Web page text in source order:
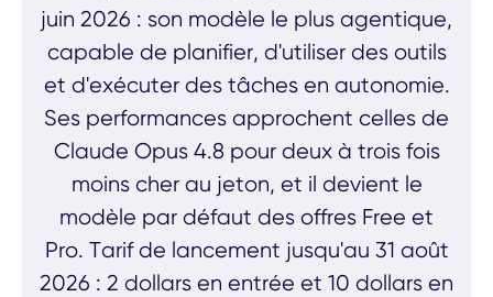
juin 2026 : son modèle le plus agentique,
capable de planifier, d'utiliser des outils
et d'exécuter des tâches en autonomie.
Ses performances approchent celles de
Claude Opus 4.8 pour deux à trois fois
moins cher au jeton, et il devient le
modèle par défaut des offres Free et
Pro. Tarif de lancement jusqu'au 31 août
2026 : 2 dollars en entrée et 10 dollars en